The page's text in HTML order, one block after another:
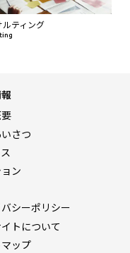
ルティング
さつ
ン
シーポリシー
トについて
ップ